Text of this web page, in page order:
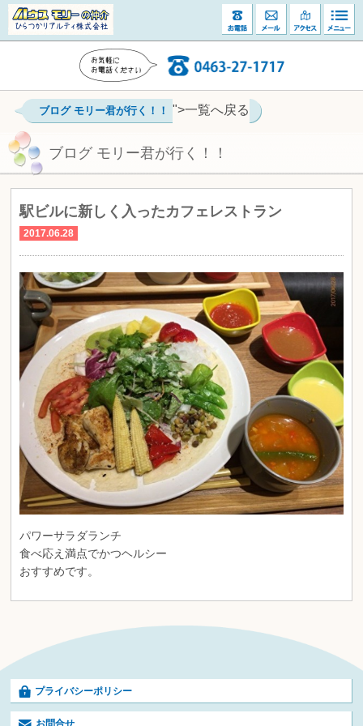
ブログ モリー君が行く！！ ">一覧へ戻る
ブログ モリー君が行く！！
駅ビルに新しく入ったカフェレストラン
2017.06.28
パワーサラダランチ
食べ応え満点でかつヘルシー
おすすめです。
プライバシーポリシー